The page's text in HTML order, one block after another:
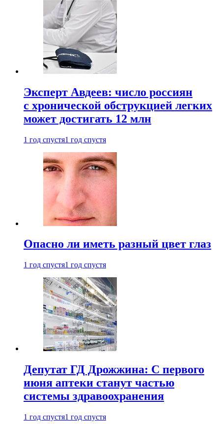
Эксперт Авдеев: число россиян
с хронической обструкцией легких
может достигать 12 млн
1 год спустя1 год спустя
Опасно ли иметь разный цвет глаз
1 год спустя1 год спустя
Депутат ГД Дрожжина: С первого
июня аптеки станут частью
системы здравоохранения
1 год спустя1 год спустя